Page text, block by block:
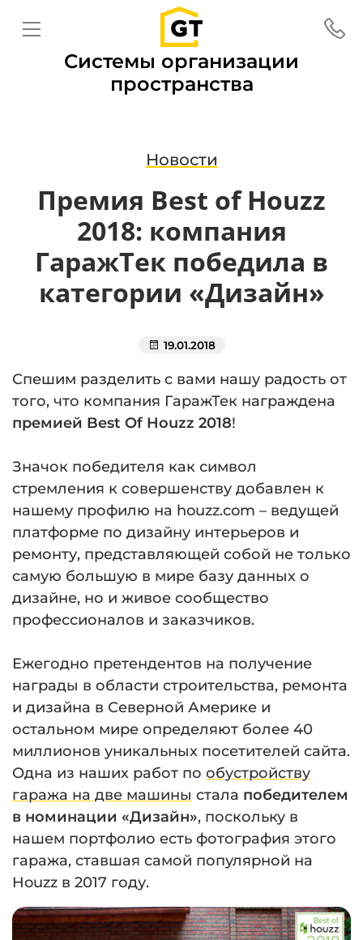
Системы организации
пространства
Новости
Премия Best of Houzz
2018: компания
ГаражТек победила в
категории «Дизайн»
19.01.2018
Спешим разделить с вами нашу радость от
того, что компания ГаражТек награждена
премией Best Of Houzz 2018!
Значок победителя как символ
стремления к совершенству добавлен к
нашему профилю на houzz.com – ведущей
платформе по дизайну интерьеров и
ремонту, представляющей собой не только
самую большую в мире базу данных о
дизайне, но и живое сообщество
профессионалов и заказчиков.
Ежегодно претендентов на получение
награды в области строительства, ремонта
и дизайна в Северной Америке и
остальном мире определяют более 40
миллионов уникальных посетителей сайта.
Одна из наших работ по обустройству
гаража на две машины стала победителем
в номинации «Дизайн», поскольку в
нашем портфолио есть фотография этого
гаража, ставшая самой популярной на
Houzz в 2017 году.